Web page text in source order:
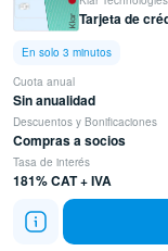
Tarjeta de
En solo 3 minutos
Cuota anual
Sin anualidad
Descuentos y Bonificaciones
Compras a socios
Tasa de interés
181% CAT + IVA